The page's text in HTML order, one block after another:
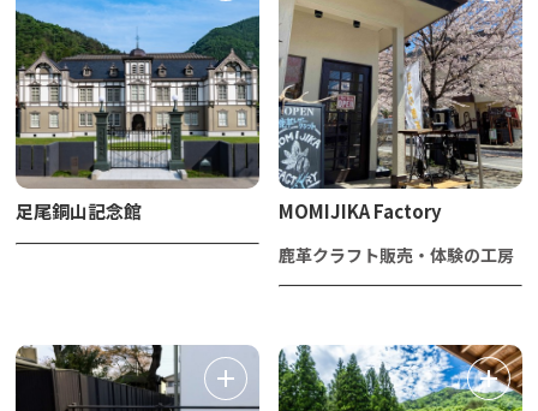
足尾銅山記念館 MOMIJIKA Factory
鹿革クラフト販売・体験の工房